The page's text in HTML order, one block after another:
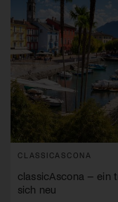
CLASSICASCONA
classicAscona – ein
sich neu